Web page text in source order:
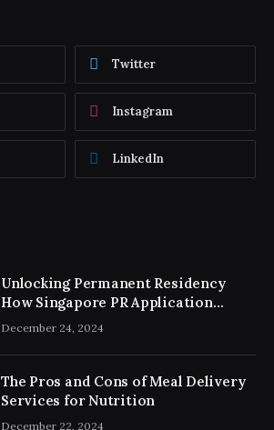
Twitter
Instagram
LinkedIn
Unlocking Permanent Residency
How Singapore PR Application
Consultancy Simplifies the Process
December 24, 2024
The Pros and Cons of Meal Delivery
Services for Nutrition
December 22, 2024